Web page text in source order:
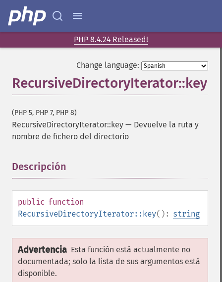
PHP 8.4.24 Released!
Change language:
RecursiveDirectoryIterator::key
(PHP 5, PHP 7, PHP 8)
RecursiveDirectoryIterator::key — Devuelve la ruta y
nombre de fichero del directorio
Descripción
public function
RecursiveDirectoryIterator::key(): string
Advertencia Esta función está actualmente no
documentada; solo la lista de sus argumentos está
disponible.